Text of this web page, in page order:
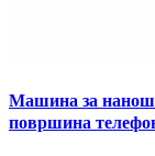
Машина за
површина